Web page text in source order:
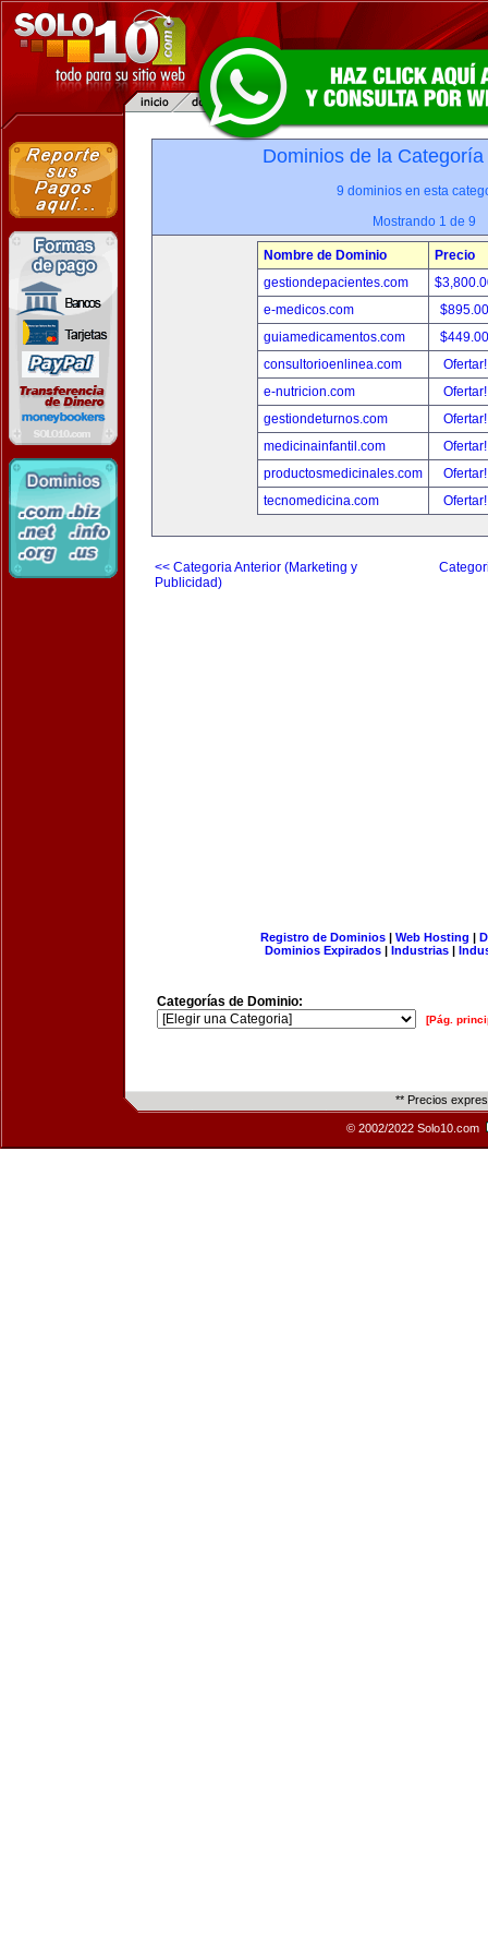
Dominios de la
9 dominios en esta
Mostrando 1 de 9
Nombre de Dominio
Precio
gestiondepacientes.com
e-medicos.com
guiamedicamentos.com
consultorioenlinea.com
e-nutricion.com
gestiondeturnos.com
medicinainfantil.com
productosmedicinales.com
tecnomedicina.com
<< Categoria Anterior (Marketing y
Publicidad)
Registro de Dominios| Web Hosting |
Dominios Expirados | Industrias |
Categorías de Dominio:
[Pág.
** Precios
© 2002/2022 Solo10.com